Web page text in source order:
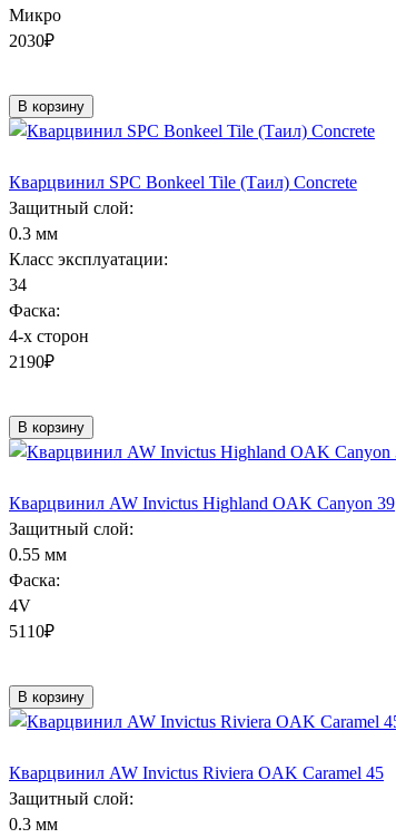
Микро
2030₽
В корзину
Кварцвинил SPC Bonkeel Tile (Таил) Concrete
Защитный слой:
0.3 мм
Класс эксплуатации:
34
Фаска:
4-х сторон
2190₽
В корзину
Кварцвинил AW Invictus Highland OAK Canyon 39
Защитный слой:
0.55 мм
Фаска:
4V
5110₽
В корзину
Кварцвинил AW Invictus Riviera OAK Caramel 45
Защитный слой:
0.3 мм